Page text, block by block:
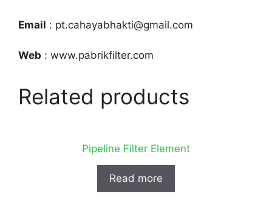
Email : pt.cahayabhakti@gmail.com
Web : www.pabrikfilter.com
Related products
Pipeline Filter Element
Read more